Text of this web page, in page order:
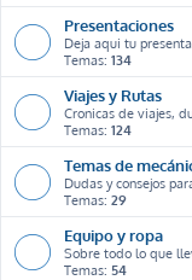
Presentaciones
Deja aqui tu
Temas: 134
Viajes y Rutas
Cronicas de viajes,
Temas: 124
Temas de
Dudas y consejos
Temas: 29
Equipo y ropa
Sobre todo lo que
Temas: 54